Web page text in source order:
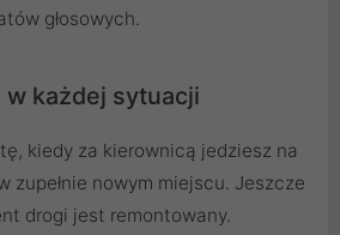
głosowych.
w każdej sytuacji
kiedy za kierownicą jedziesz na
zupełnie nowym miejscu. Jeszcze
drogi jest remontowany.